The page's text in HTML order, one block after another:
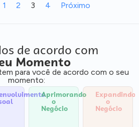
1 2 3 4 Próximo
de acordo com
Momento
para você de acordo com o seu
momento:
Aprimorando
o
Negócio
Expandindo
o
Negócio